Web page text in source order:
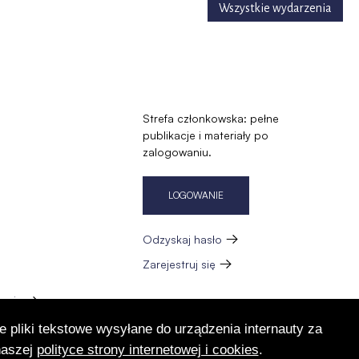
tekstowe wysyłane do urządzenia internauty za
polityce strony internetowej i cookies.
Wszystkie wydarzenia
Strefa członkowska: pełne
publikacje i materiały po
zalogowaniu.
LOGOWANIE
Odzyskaj hasło
Zarejestruj się